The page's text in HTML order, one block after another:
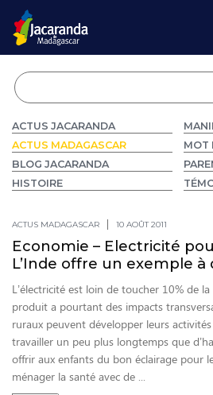
ACTUS JACARANDA
ACTUS MADAGASCAR
BLOG JACARANDA
HISTOIRE
MOT
ACTUS MADAGASCAR 10 AOÛT 2011
Economie – Electricité
L’Inde offre un exemple
L’électricité est loin de toucher 10% de
produit a pourtant des impacts
ruraux peuvent développer leurs
travailler un peu plus longtemps que
offrir aux enfants du bon éclairage pour
ménager la santé avec de ...